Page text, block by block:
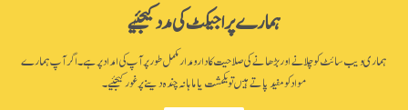
ہمارے پراجیکٹ کی مدد کیجئیے
ہماری ویب سائٹ کو چلانے اور بڑھانے کی صلاحیت کا دارومدار مکمل طور پر آپ کی امداد پر ہے۔ اگر آپ ہمارے
مواد کو مفید پاتے ہیں تو یکمشت یا ماہانہ چندہ دینے پر غور کیجئیے۔